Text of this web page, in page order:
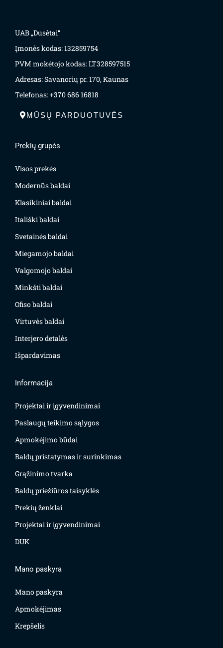
UAB „Dusėtai“
Įmonės kodas: 132859754
PVM mokėtojo kodas: LT328597515
Adresas: Savanorių pr. 170, Kaunas
Telefonas: +370 686 16818
MŪSŲ PARDUOTUVĖS
Prekių grupės
Visos prekės
Modernūs baldai
Klasikiniai baldai
Itališki baldai
Svetainės baldai
Miegamojo baldai
Valgomojo baldai
Minkšti baldai
Ofiso baldai
Virtuvės baldai
Interjero detalės
Išpardavimas
Informacija
Projektai ir įgyvendinimai
Paslaugų teikimo sąlygos
Apmokėjimo būdai
Baldų pristatymas ir surinkimas
Grąžinimo tvarka
Baldų priežiūros taisyklės
Prekių ženklai
Projektai ir įgyvendinimai
DUK
Mano paskyra
Mano paskyra
Apmokėjimas
Krepšelis